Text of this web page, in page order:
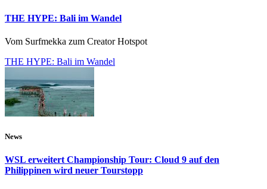
THE HYPE: Bali im Wandel
Vom Surfmekka zum Creator Hotspot
THE HYPE: Bali im Wandel
News
WSL erweitert Championship Tour: Cloud 9 auf den
Philippinen wird neuer Tourstopp